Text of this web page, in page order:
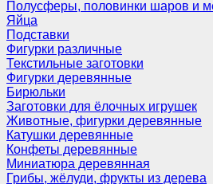
Полусферы, половинки шаров и
Яйца
Подставки
Фигурки различные
Текстильные заготовки
Фигурки деревянные
Бирюльки
Заготовки для ёлочных игрушек
Животные, фигурки деревянные
Катушки деревянные
Конфеты деревянные
Миниатюра деревянная
Грибы, жёлуди, фрукты из дерева